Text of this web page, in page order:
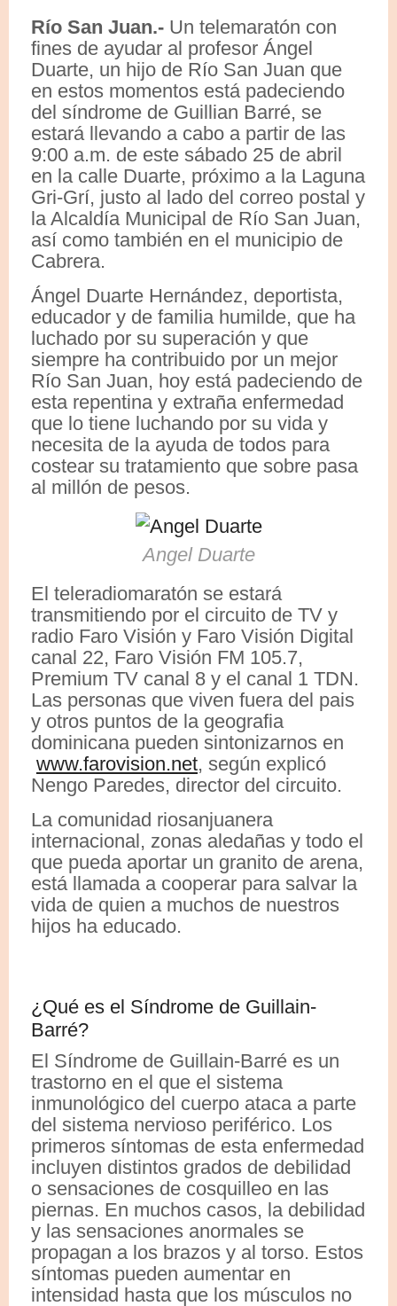
Río San Juan.- Un telemaratón con
fines de ayudar al profesor Ángel
Duarte, un hijo de Río San Juan que
en estos momentos está padeciendo
del síndrome de Guillian Barré, se
estará llevando a cabo a partir de las
9:00 a.m. de este sábado 25 de abril
en la calle Duarte, próximo a la Laguna
Gri-Grí, justo al lado del correo postal y
la Alcaldía Municipal de Río San Juan,
así como también en el municipio de
Cabrera.
Ángel Duarte Hernández, deportista,
educador y de familia humilde, que ha
luchado por su superación y que
siempre ha contribuido por un mejor
Río San Juan, hoy está padeciendo de
esta repentina y extraña enfermedad
que lo tiene luchando por su vida y
necesita de la ayuda de todos para
costear su tratamiento que sobre pasa
al millón de pesos.
Angel Duarte
El teleradiomaratón se estará
transmitiendo por el circuito de TV y
radio Faro Visión y Faro Visión Digital
canal 22, Faro Visión FM 105.7,
Premium TV canal 8 y el canal 1 TDN.
Las personas que viven fuera del pais
y otros puntos de la geografia
dominicana pueden sintonizarnos en
www.farovision.net, según explicó
Nengo Paredes, director del circuito.
La comunidad riosanjuanera
internacional, zonas aledañas y todo el
que pueda aportar un granito de arena,
está llamada a cooperar para salvar la
vida de quien a muchos de nuestros
hijos ha educado.
¿Qué es el Síndrome de Guillain-
Barré?
El Síndrome de Guillain-Barré es un
trastorno en el que el sistema
inmunológico del cuerpo ataca a parte
del sistema nervioso periférico. Los
primeros síntomas de esta enfermedad
incluyen distintos grados de debilidad
o sensaciones de cosquilleo en las
piernas. En muchos casos, la debilidad
y las sensaciones anormales se
propagan a los brazos y al torso. Estos
síntomas pueden aumentar en
intensidad hasta que los músculos no